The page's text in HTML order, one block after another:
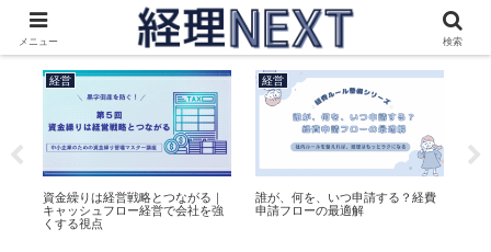
これからの会社を考える社長と経理のためのメディア
経営
資金繰りは経営戦略とつながる｜
キャッシュフロー経営で会社を強
くする視点
経営
誰が、何を、いつ申請する？経費
申請フローの最適解
メニュー 検索